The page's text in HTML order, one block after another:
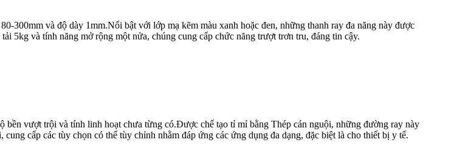
300mm và độ dày 1mm.Nổi bật với lớp mạ kẽm màu xanh hoặc đen, những thanh ray đa năng này được
5kg và tính năng mở rộng một nửa, chúng cung cấp chức năng trượt trơn tru, đáng tin cậy.
vượt trội và tính linh hoạt chưa từng có.Được chế tạo tỉ mỉ bằng Thép cán nguội, những đường ray này
cấp các tùy chọn có thể tùy chỉnh nhằm đáp ứng các ứng dụng đa dạng, đặc biệt là cho thiết bị y tế.